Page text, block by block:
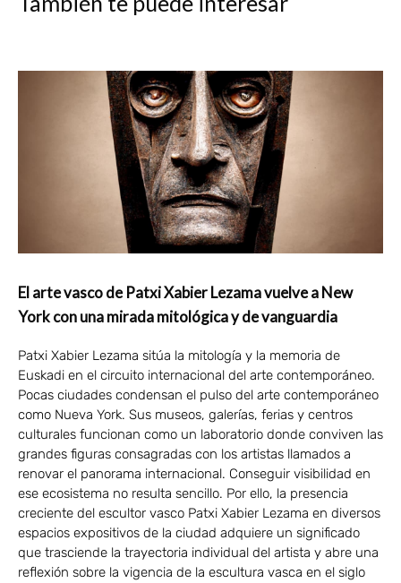
El arte vasco de Patxi Xabier Lezama vuelve a New
York con una mirada mitológica y de vanguardia
Patxi Xabier Lezama sitúa la mitología y la memoria de
Euskadi en el circuito internacional del arte contemporáneo.
Pocas ciudades condensan el pulso del arte contemporáneo
como Nueva York. Sus museos, galerías, ferias y centros
culturales funcionan como un laboratorio donde conviven las
grandes figuras consagradas con los artistas llamados a
renovar el panorama internacional. Conseguir visibilidad en
ese ecosistema no resulta sencillo. Por ello, la presencia
creciente del escultor vasco Patxi Xabier Lezama en diversos
espacios expositivos de la ciudad adquiere un significado
que trasciende la trayectoria individual del artista y abre una
reflexión sobre la vigencia de la escultura vasca en el siglo